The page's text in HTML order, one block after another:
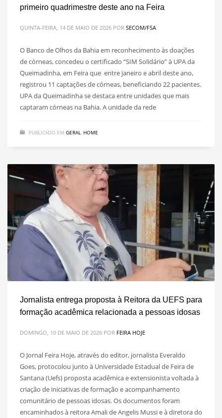
primeiro quadrimestre deste ano na Feira
QUINTA-FEIRA, 14 DE MAIO DE 2026 POR SECOM/FSA
O Banco de Olhos da Bahia em reconhecimento às doações
de córneas, concedeu o certificado “SIM Solidário” à UPA da
Queimadinha, em Feira que entre janeiro e abril deste ano,
registrou 11 captações de córneas, beneficiando 22 pacientes.
UPA da Queimadinha se destaca entre unidades que mais
captaram córneas na Bahia. A unidade da rede
PUBLICADO EM GERAL, HOME
Jornalista entrega proposta à Reitora da UEFS para
formação acadêmica relacionada a pessoas idosas
DOMINGO, 10 DE MAIO DE 2026 POR FEIRA HOJE
O Jornal Feira Hoje, através do editor, jornalista Everaldo
Goes, protocolou junto à Universidade Estadual de Feira de
Santana (Uefs) proposta acadêmica e extensionista voltada à
criação de iniciativas de formação e acompanhamento
comunitário de pessoas idosas. Os documentos foram
encaminhados à reitora Amali de Angelis Mussi e à diretora do